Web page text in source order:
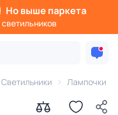
Но выше паркета
Светильники Лампочки